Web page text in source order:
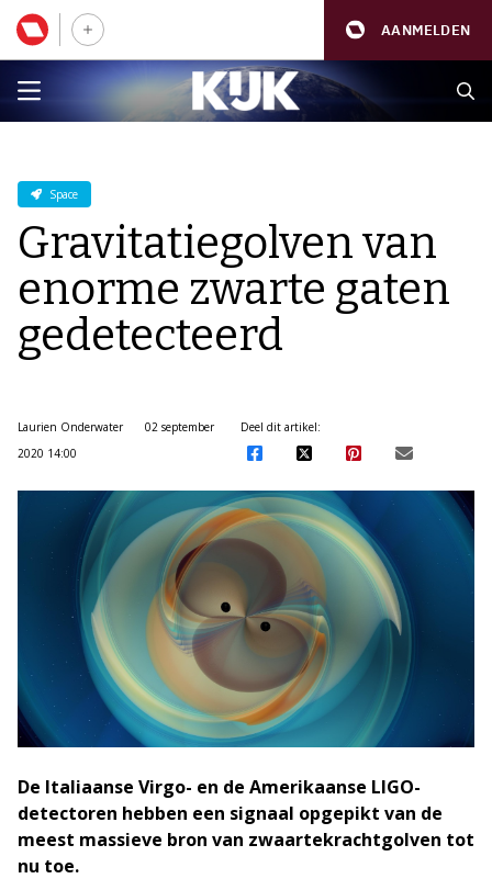
AANMELDEN
Space
Gravitatiegolven van
enorme zwarte gaten
gedetecteerd
Laurien Onderwater
02 september
2020 14:00
Deel dit artikel:
De Italiaanse Virgo- en de Amerikaanse LIGO-
detectoren hebben een signaal opgepikt van de
meest massieve bron van zwaartekrachtgolven tot
nu toe.